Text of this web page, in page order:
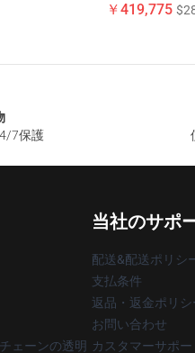
￥419,775
7保護
ェーンの透明
当社のサポ
配送&配送ポリシ
支払条件
返品・返金ポリシ
お問い合わせ
カスタマーサポー